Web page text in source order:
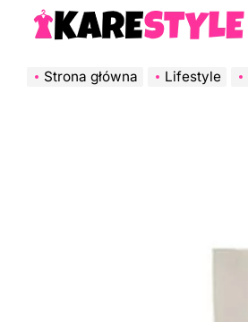
KareStyle.pl
Strona główna Lifestyle